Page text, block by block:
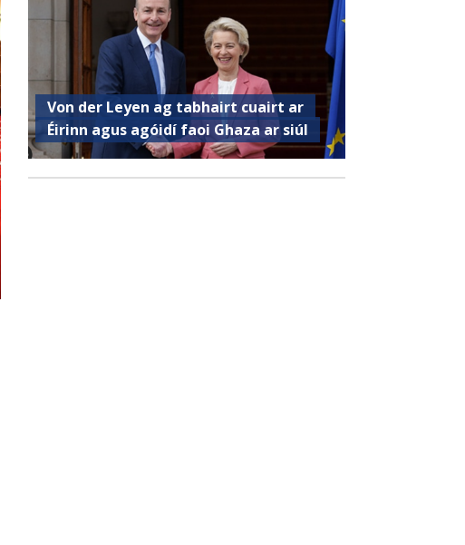
Von der Leyen ag tabhairt cuairt ar
Éirinn agus agóidí faoi Ghaza ar siúl